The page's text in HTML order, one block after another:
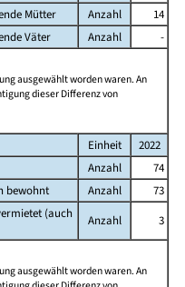
Mütter
Anzahl
14
Väter
Anzahl
-
ausgewählt worden waren. An
dieser Differenz von
Einheit
2022
Anzahl
74
bewohnt Anzahl
73
(auch
Anzahl
3
ausgewählt worden waren. An